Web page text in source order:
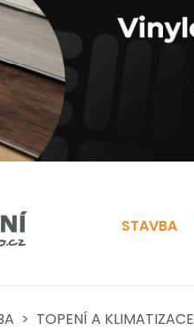
STAVBA
TOPENÍ A KLIMATIZACE